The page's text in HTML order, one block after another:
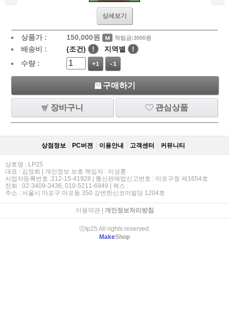
상세보기
상품가 : 150,000원 적립금:3000원
배송비 : (조건) ! 지역별
!
수량 :
+1 -1
구매하기
장바구니 관심상품
상점정보 PC버젼 이용안내 고객센터 커뮤니티
상호명 : LP25
대표 : 김정희 | 개인정보 보호 책임자 : 이성훈
사업자등록번호 :212-15-41928 | 통신판매업신고번호 : 마포구청 제1654호
전화 : 02-3409-3436, 010-5211-6949 | 팩스 :
주소 : 서울시 마포구 마포동 350 강변한신코아빌딩 1204호
이용약관| 개인정보처리방침
ⓒlp25 All rights reserved.
MakeShop